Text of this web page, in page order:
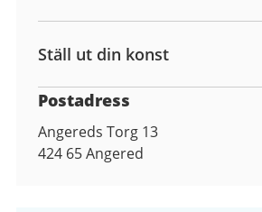
Ställ ut din konst
Postadress
Angereds Torg 13
424 65Angered